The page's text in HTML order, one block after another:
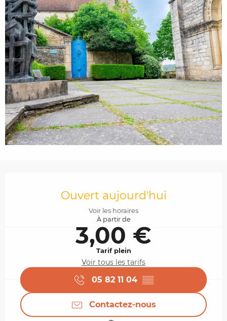
Ouvert aujourd'hui
Voir les horaires
À partir de
3,00 €
Tarif plein
Voir tous les tarifs
05 82 11 04 ▒▒
Contactez-nous